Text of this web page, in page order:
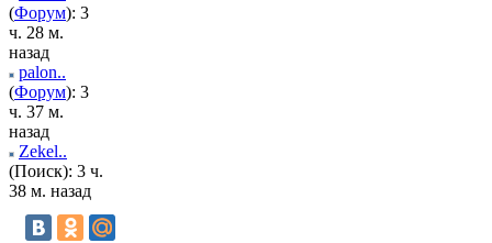
(Форум): 3
ч. 28 м.
назад
palon..
(Форум): 3
ч. 37 м.
назад
Zekel..
(Поиск): 3 ч.
38 м. назад